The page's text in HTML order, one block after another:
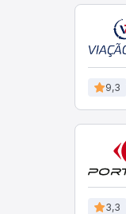
9,3
3,3